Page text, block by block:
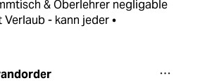
& Oberlehrer negligable
Verlaub - kann jeder •